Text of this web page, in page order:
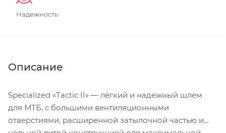
Надежность
Описание
Specialized «Tactic II» — лёгкий и надежный шлем
для МТБ, с большими вентиляционными
отверстиями, расширенной затылочной частью и